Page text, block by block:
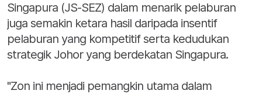
Singapura (JS-SEZ) dalam menarik pelaburan
juga semakin ketara hasil daripada insentif
pelaburan yang kompetitif serta kedudukan
strategik Johor yang berdekatan Singapura.
"Zon ini menjadi pemangkin utama dalam